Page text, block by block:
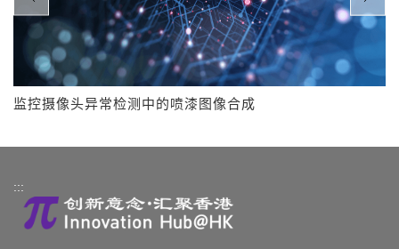
监控摄像头异常检测中的喷漆图像合成
:::